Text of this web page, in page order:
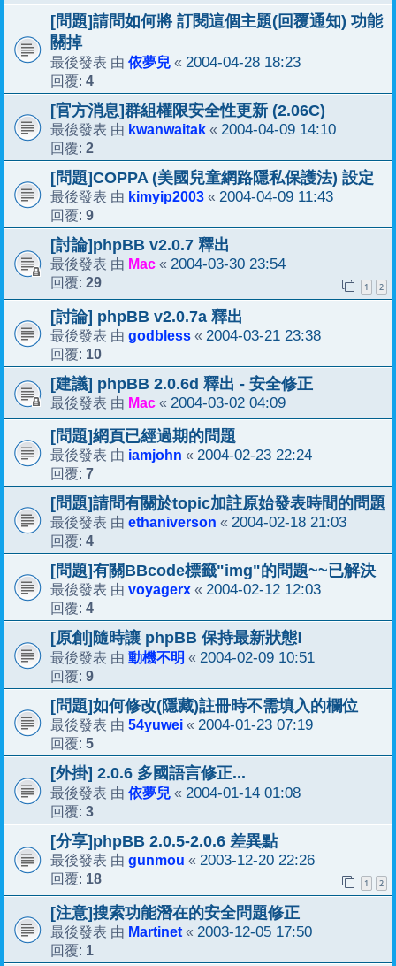
[問題]請問如何將 訂閱這個主題(回覆通知) 功能
關掉
最後發表 由 依夢兒 « 2004-04-28 18:23
回覆: 4
[官方消息]群組權限安全性更新 (2.06C)
最後發表 由 kwanwaitak « 2004-04-09 14:10
回覆: 2
[問題]COPPA (美國兒童網路隱私保護法) 設定
最後發表 由 kimyip2003 « 2004-04-09 11:43
回覆: 9
[討論]phpBB v2.0.7 釋出
最後發表 由 Mac « 2004-03-30 23:54
回覆: 29 1 2
[討論] phpBB v2.0.7a 釋出
最後發表 由 godbless « 2004-03-21 23:38
回覆: 10
[建議] phpBB 2.0.6d 釋出 - 安全修正
最後發表 由 Mac « 2004-03-02 04:09
[問題]網頁已經過期的問題
最後發表 由 iamjohn « 2004-02-23 22:24
回覆: 7
[問題]請問有關於topic加註原始發表時間的問題
最後發表 由 ethaniverson « 2004-02-18 21:03
回覆: 4
[問題]有關BBcode標籤"img"的問題~~已解決
最後發表 由 voyagerx « 2004-02-12 12:03
回覆: 4
[原創]隨時讓 phpBB 保持最新狀態!
最後發表 由 動機不明 « 2004-02-09 10:51
回覆: 9
[問題]如何修改(隱藏)註冊時不需填入的欄位
最後發表 由 54yuwei « 2004-01-23 07:19
回覆: 5
[外掛] 2.0.6 多國語言修正...
最後發表 由 依夢兒 « 2004-01-14 01:08
回覆: 3
[分享]phpBB 2.0.5-2.0.6 差異點
最後發表 由 gunmou « 2003-12-20 22:26
回覆: 18 1 2
[注意]搜索功能潛在的安全問題修正
最後發表 由 Martinet « 2003-12-05 17:50
回覆: 1